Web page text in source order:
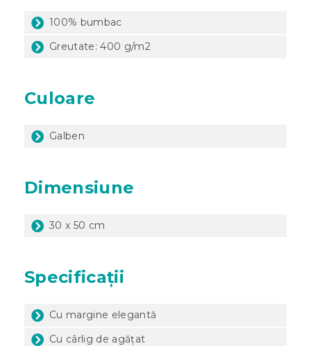
100% bumbac
Greutate: 400 g/m2
Culoare
Galben
Dimensiune
30 x 50 cm
Specificații
Cu margine elegantă
Cu cârlig de agățat